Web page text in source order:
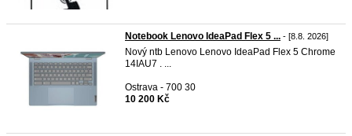
Notebook Lenovo IdeaPad Flex 5 ... - [8.8. 2026]
Nový ntb Lenovo Lenovo IdeaPad Flex 5 Chrome
14IAU7 . ...
Ostrava - 700 30
10 200 Kč